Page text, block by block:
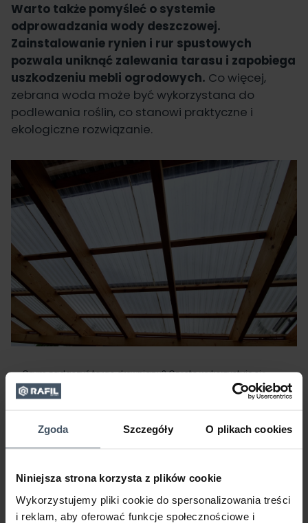
Zgoda Szczegóły O plikach cookies
Niniejsza strona korzysta z plików cookie
Wykorzystujemy pliki cookie do spersonalizowania treści
i reklam, aby oferować funkcje społecznościowe i
Warto także pomyśleć o systemie
odprowadzania wody deszczowej.
Zainstalowanie rynien i rur spustowych
pozwala uniknąć zalewania tarasu i zapobiega
uszkodzeniu mebli ogrodowych. Co więcej,
zebrana woda może być wykorzystana do
podlewania roślin, co stanowi praktyczne i
ekologiczne rozwiązanie.
Czym zadaszyć taras drewniany? Często wykorzystuje się
drewnianą konstrukcję oraz przejrzyste tworzywo np. poliwęglan.
Montaż konstrukcji
metalowej – krok po
kroku
Wybór między drewnianą a metalową pergolą
zależy od Twoich preferencji oraz oczekiwań